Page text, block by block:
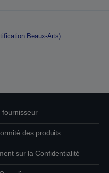
Beaux-Arts)
fournisseur
des produits
sur la Confidentialité